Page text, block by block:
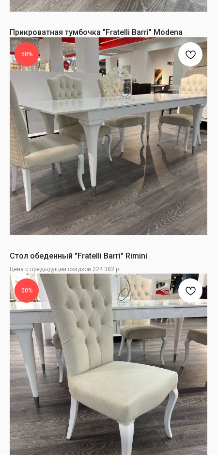
Прикроватная тумбочка "Fratelli Barri" Modena
50%
Стол обеденный "Fratelli Barri" Rimini
Цена с предыдущей скидкой 224 382 р.
50%